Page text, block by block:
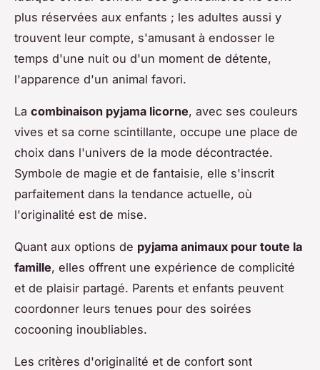
plus réservées aux enfants ; les adultes aussi y
trouvent leur compte, s'amusant à endosser le
temps d'une nuit ou d'un moment de détente,
l'apparence d'un animal favori.
La combinaison pyjama licorne, avec ses couleurs
vives et sa corne scintillante, occupe une place de
choix dans l'univers de la mode décontractée.
Symbole de magie et de fantaisie, elle s'inscrit
parfaitement dans la tendance actuelle, où
l'originalité est de mise.
Quant aux options de pyjama animaux pour toute la
famille, elles offrent une expérience de complicité
et de plaisir partagé. Parents et enfants peuvent
coordonner leurs tenues pour des soirées
cocooning inoubliables.
Les critères d'originalité et de confort sont